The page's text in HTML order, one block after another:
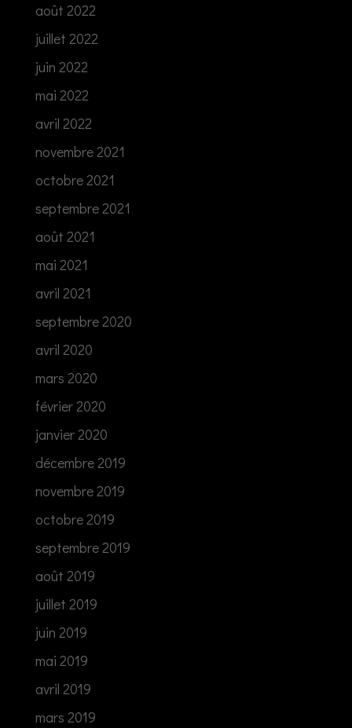
août 2022
juillet 2022
juin 2022
mai 2022
avril 2022
novembre 2021
octobre 2021
septembre 2021
août 2021
mai 2021
avril 2021
septembre 2020
avril 2020
mars 2020
février 2020
janvier 2020
décembre 2019
novembre 2019
octobre 2019
septembre 2019
août 2019
juillet 2019
juin 2019
mai 2019
avril 2019
mars 2019